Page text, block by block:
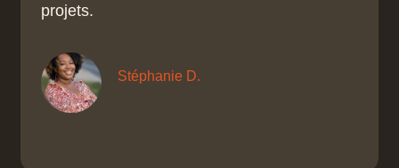
projets.
Stéphanie D.